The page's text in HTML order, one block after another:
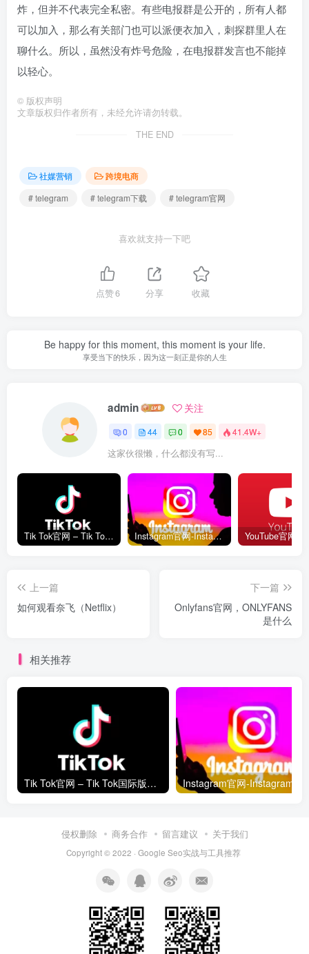
炸，但并不代表完全私密。有些电报群是公开的，所有人都
可以加入，那么有关部门也可以派便衣加入，刺探群里人在
聊什么。所以，虽然没有炸号危险，在电报群发言也不能掉
以轻心。
© 版权声明
文章版权归作者所有，未经允许请勿转载。
THE END
社媒营销
跨境电商
# telegram
# telegram下载 # telegram官网
喜欢就支持一下吧
点赞6 分享 收藏
Be happy for this moment, this moment is your life.
享受当下的快乐，因为这一刻正是你的人生
admin 关注
0 44 0 85 41.4W+
这家伙很懒，什么都没有写...
Tik Tok官网 – Tik Tok国际版网页入口 Instagram官网-Instagram网页版入口
上一篇
如何观看奈飞（Netflix）
下一篇
Onlyfans官网，ONLYFANS
是什么
相关推荐
Tik Tok官网 – Tik Tok国际版网页入口
侵权删除 商务合作 留言建议 关于我们
Copyright © 2022 · Google Seo实战与工具推荐